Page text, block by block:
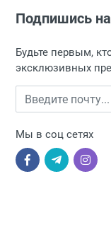
Подпишись
Будьте первым,
эксклюзивных
Введите почту
Мы в соц сетях